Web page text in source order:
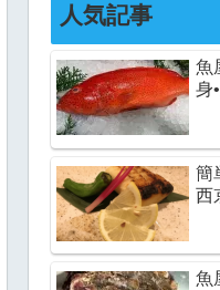
人気記事
魚
身
簡
西
魚